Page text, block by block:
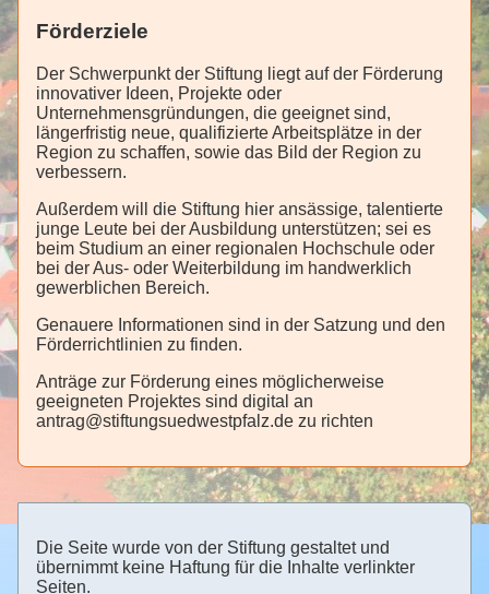
Förderziele
Der Schwerpunkt der Stiftung liegt auf der Förderung
innovativer Ideen, Projekte oder
Unternehmensgründungen, die geeignet sind,
längerfristig neue, qualifizierte Arbeitsplätze in der
Region zu schaffen, sowie das Bild der Region zu
verbessern.
Außerdem will die Stiftung hier ansässige, talentierte
junge Leute bei der Ausbildung unterstützen; sei es
beim Studium an einer regionalen Hochschule oder
bei der Aus- oder Weiterbildung im handwerklich
gewerblichen Bereich.
Genauere Informationen sind in der Satzung und den
Förderrichtlinien zu finden.
Anträge zur Förderung eines möglicherweise
geeigneten Projektes sind digital an
antrag@stiftungsuedwestpfalz.de zu richten
Die Seite wurde von der Stiftung gestaltet und
übernimmt keine Haftung für die Inhalte verlinkter
Seiten.